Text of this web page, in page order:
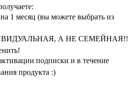
1 месяц (вы можете выбрать из
А НЕ СЕМЕЙНАЯ!!
подписки и в течение
продукта :)